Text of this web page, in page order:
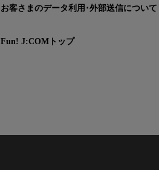
お客さまのデータ利用･外部送信について
Fun! J:COMトップ